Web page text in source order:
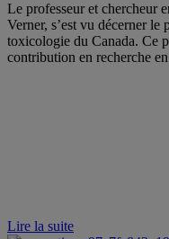
Le professeur et chercheur
Verner, s’est vu décerner
toxicologie du Canada. Ce
contribution en recherche
Lire la suite